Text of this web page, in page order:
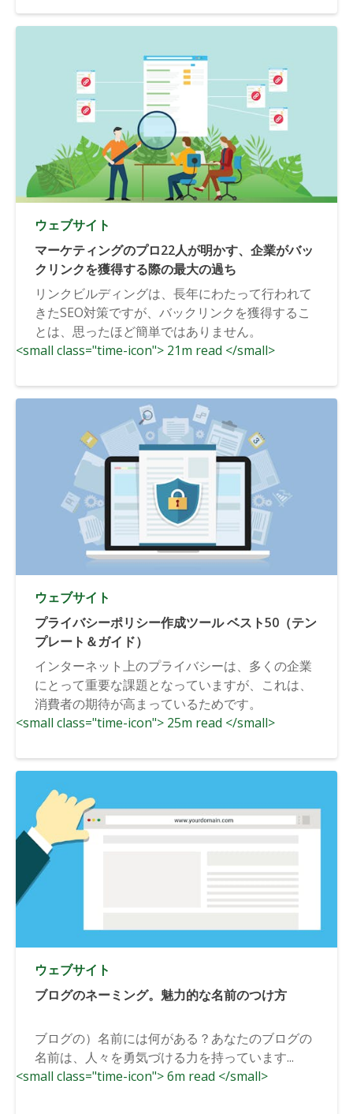
ウェブサイト
マーケティングのプロ22人が明かす、企業がバッ
クリンクを獲得する際の最大の過ち
リンクビルディングは、長年にわたって行われて
きたSEO対策ですが、バックリンクを獲得するこ
とは、思ったほど簡単ではありません。
<small class="time-icon"> 21m read </small>
ウェブサイト
プライバシーポリシー作成ツール ベスト50（テン
プレート＆ガイド）
インターネット上のプライバシーは、多くの企業
にとって重要な課題となっていますが、これは、
消費者の期待が高まっているためです。
<small class="time-icon"> 25m read </small>
ウェブサイト
ブログのネーミング。魅力的な名前のつけ方
ブログの）名前には何がある？あなたのブログの
名前は、人々を勇気づける力を持っています...
<small class="time-icon"> 6m read </small>